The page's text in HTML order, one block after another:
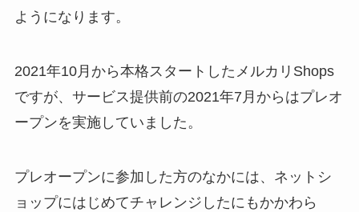
ようになります。
2021年10月から本格スタートしたメルカリShops
ですが、サービス提供前の2021年7月からはプレオ
ープンを実施していました。
プレオープンに参加した方のなかには、ネットシ
ョップにはじめてチャレンジしたにもかかわら